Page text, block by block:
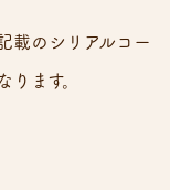
載のシリアルコー
ります。